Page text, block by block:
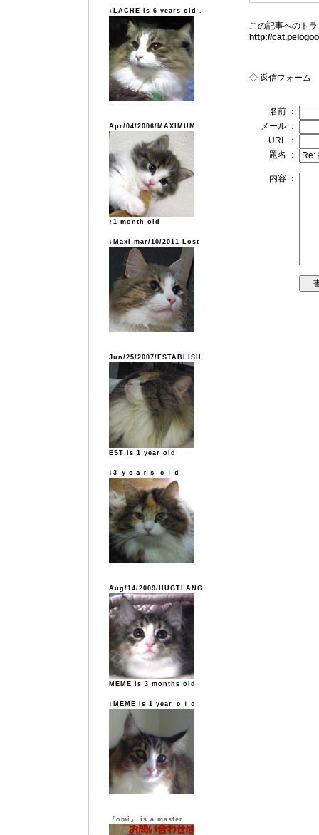
↓LACHE is 6 years old .
Apr/04/2006/MAXIMUM
↑1 month old
↓Maxi mar/10/2011 Lost
Jun/25/2007/ESTABLISH
EST is 1 year old
↓3 ｙｅａｒｓ ｏｌｄ
Aug/14/2009/HUGTLANG
MEME is 3 months old
↓MEME is 1 year ｏｌｄ
『omi』 is a master
この記事へのト
http://
◇ 返信フォーム
名前 ：
メール ：
URL ：
題名 ：
内容 ：